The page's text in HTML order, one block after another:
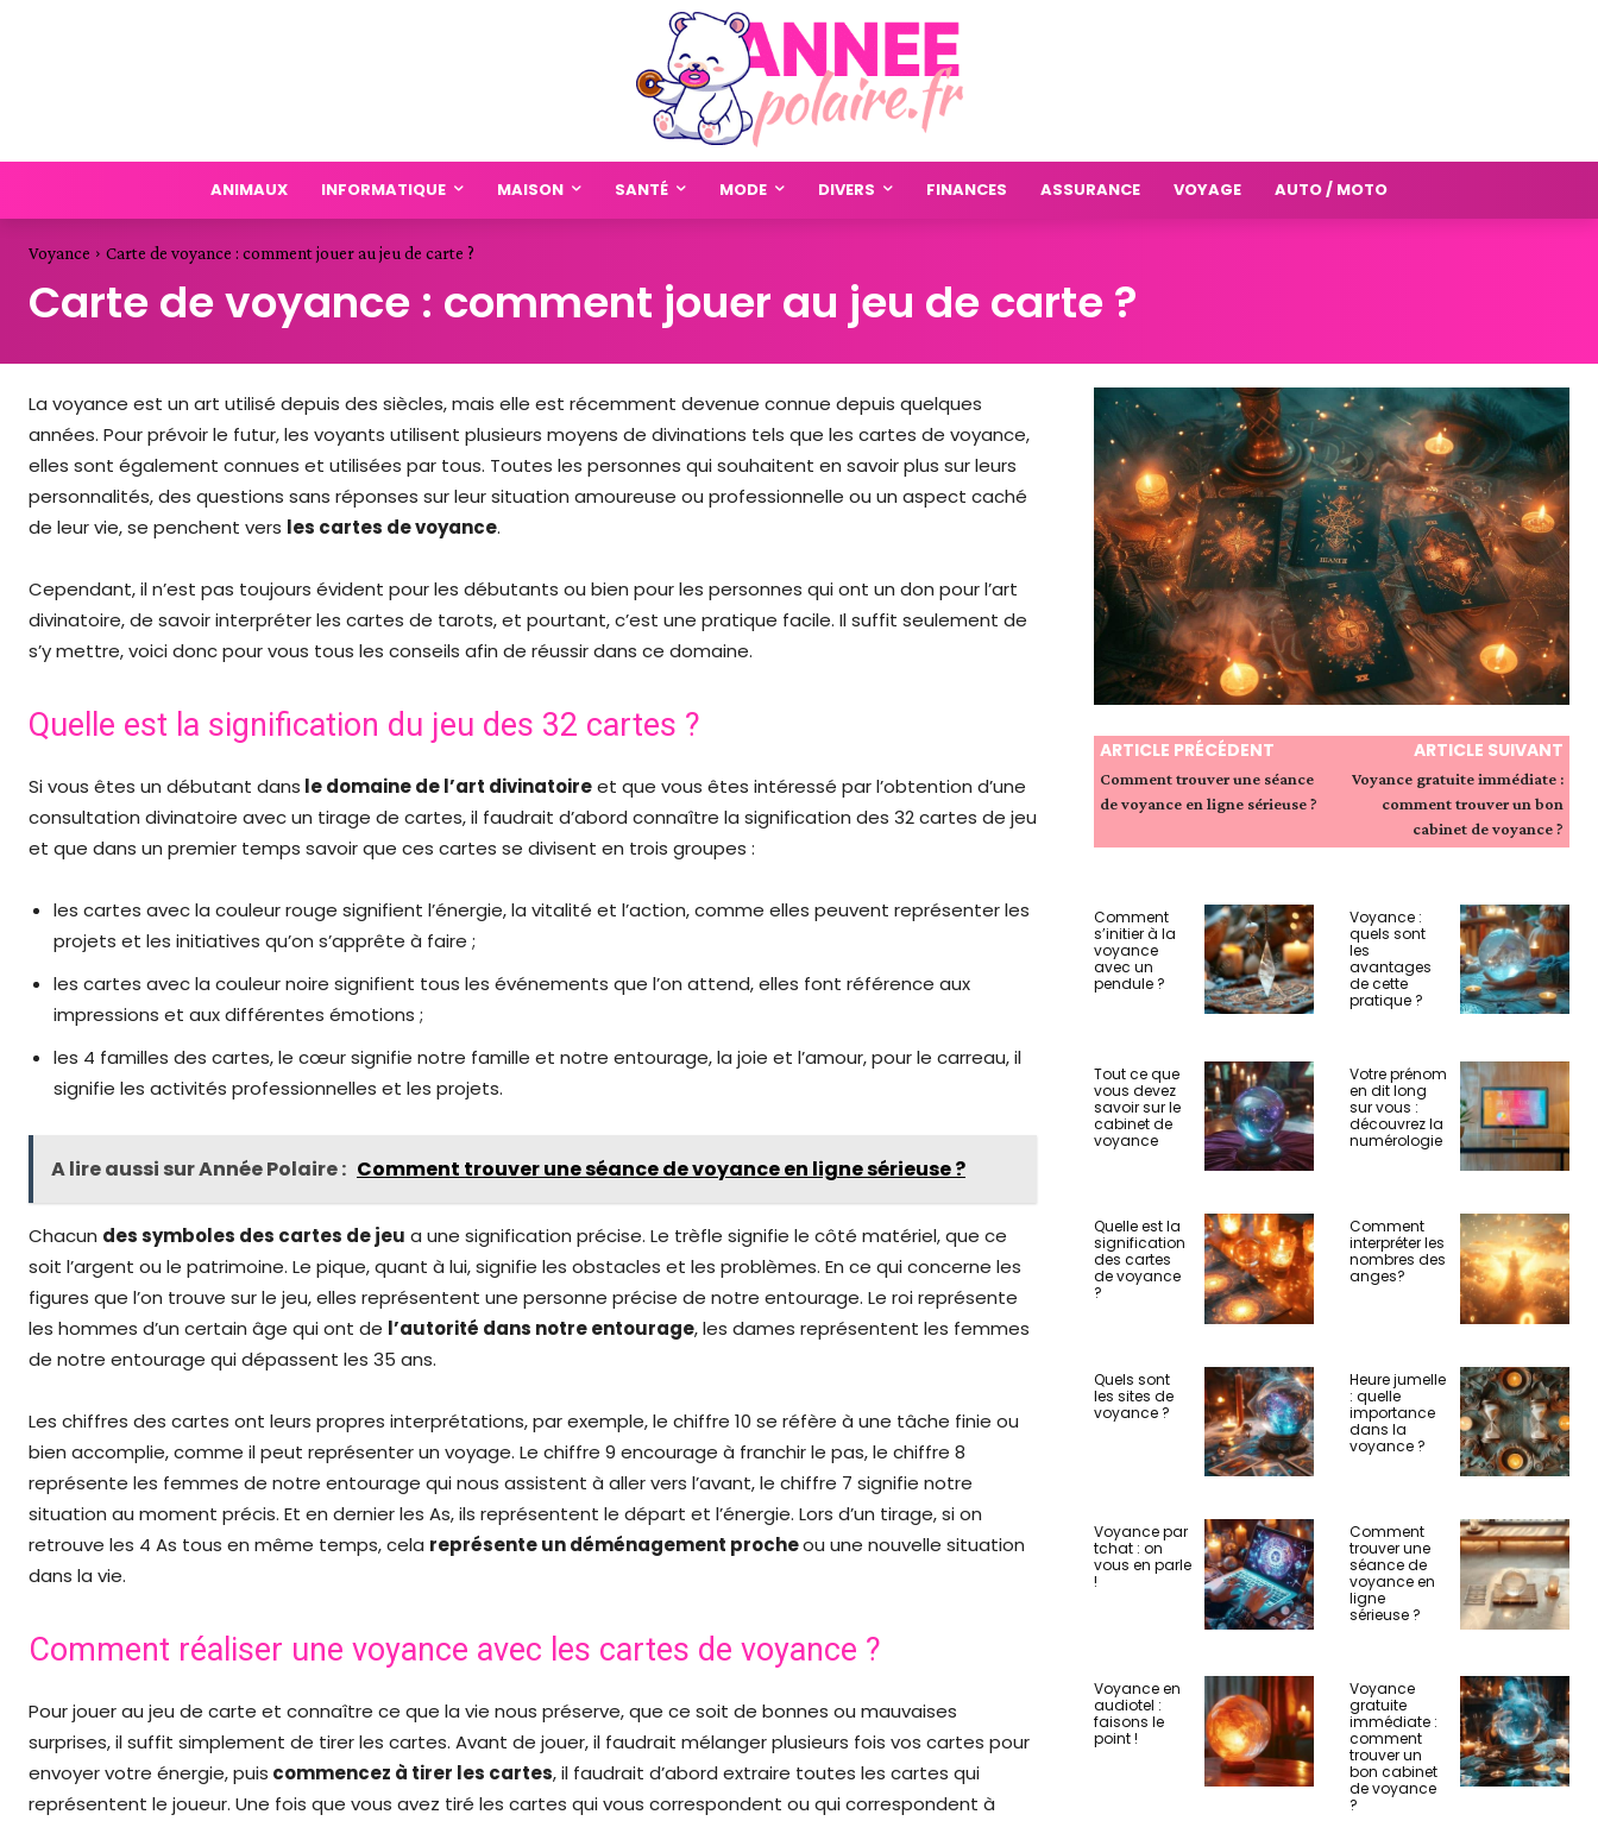
ANIMAUX INFORMATIQUE MAISON SANTÉ MODE DIVERS FINANCES ASSURANCE VOYAGE AUTO / MOTO
Voyance Carte de voyance : comment jouer au jeu de carte ?
Carte de voyance : comment jouer au jeu de carte ?
La voyance est un art utilisé depuis des siècles, mais elle est récemment devenue connue depuis quelques
années. Pour prévoir le futur, les voyants utilisent plusieurs moyens de divinations tels que les cartes de voyance,
elles sont également connues et utilisées par tous. Toutes les personnes qui souhaitent en savoir plus sur leurs
personnalités, des questions sans réponses sur leur situation amoureuse ou professionnelle ou un aspect caché
de leur vie, se penchent vers les cartes de voyance.
Cependant, il n’est pas toujours évident pour les débutants ou bien pour les personnes qui ont un don pour l’art
divinatoire, de savoir interpréter les cartes de tarots, et pourtant, c’est une pratique facile. Il suffit seulement de
s’y mettre, voici donc pour vous tous les conseils afin de réussir dans ce domaine.
Quelle est la signification du jeu des 32 cartes ?
Si vous êtes un débutant dans le domaine de l’art divinatoireet que vous êtes intéressé par l’obtention d’une
consultation divinatoire avec un tirage de cartes, il faudrait d’abord connaître la signification des 32 cartes de jeu
et que dans un premier temps savoir que ces cartes se divisent en trois groupes :
les cartes avec la couleur rouge signifient l’énergie, la vitalité et l’action, comme elles peuvent représenter les
projets et les initiatives qu’on s’apprête à faire ;
les cartes avec la couleur noire signifient tous les événements que l’on attend, elles font référence aux
impressions et aux différentes émotions ;
les 4 familles des cartes, le cœur signifie notre famille et notre entourage, la joie et l’amour, pour le carreau, il
signifie les activités professionnelles et les projets.
A lire aussi sur Année Polaire : Comment trouver une séance de voyance en ligne sérieuse ?
Chacun des symboles des cartes de jeu a une signification précise. Le trèfle signifie le côté matériel, que ce
soit l’argent ou le patrimoine. Le pique, quant à lui, signifie les obstacles et les problèmes. En ce qui concerne les
figures que l’on trouve sur le jeu, elles représentent une personne précise de notre entourage. Le roi représente
les hommes d’un certain âge qui ont de l’autorité dans notre entourage, les dames représentent les femmes
de notre entourage qui dépassent les 35 ans.
Les chiffres des cartes ont leurs propres interprétations, par exemple, le chiffre 10 se réfère à une tâche finie ou
bien accomplie, comme il peut représenter un voyage. Le chiffre 9 encourage à franchir le pas, le chiffre 8
représente les femmes de notre entourage qui nous assistent à aller vers l’avant, le chiffre 7 signifie notre
situation au moment précis. Et en dernier les As, ils représentent le départ et l’énergie. Lors d’un tirage, si on
retrouve les 4 As tous en même temps, cela représente un déménagement procheou une nouvelle situation
dans la vie.
Comment réaliser une voyance avec les cartes de voyance ?
Pour jouer au jeu de carte et connaître ce que la vie nous préserve, que ce soit de bonnes ou mauvaises
surprises, il suffit simplement de tirer les cartes. Avant de jouer, il faudrait mélanger plusieurs fois vos cartes pour
envoyer votre énergie, puis commencez à tirer les cartes, il faudrait d’abord extraire toutes les cartes qui
représentent le joueur. Une fois que vous avez tiré les cartes qui vous correspondent ou qui correspondent à
ARTICLE PRÉCÉDENT
Comment trouver une séance
de voyance en ligne sérieuse ?
ARTICLE SUIVANT
Voyance gratuite immédiate :
comment trouver un bon
cabinet de voyance ?
Comment
s’initier à la
voyance
avec un
pendule ?
Voyance :
quels sont
les
avantages
de cette
pratique ?
Tout ce que
vous devez
savoir sur le
cabinet de
voyance
Votre prénom
en dit long
sur vous :
découvrez la
numérologie
Quelle est la
signification
des cartes
de voyance
?
Comment
interpréter les
nombres des
anges?
Quels sont
les sites de
voyance ?
Heure jumelle
: quelle
importance
dans la
voyance ?
Voyance par
tchat : on
vous en parle
!
Comment
trouver une
séance de
voyance en
ligne
sérieuse ?
Voyance en
audiotel :
faisons le
point !
Voyance
gratuite
immédiate :
comment
trouver un
bon cabinet
de voyance
?